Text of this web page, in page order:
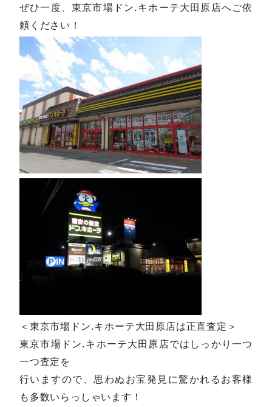
ぜひ一度、東京市場ドン.キホーテ大田原店へご依
頼ください！
＜東京市場ドン.キホーテ大田原店は正直査定＞
東京市場ドン.キホーテ大田原店ではしっかり一つ
一つ査定を
行いますので、思わぬお宝発見に驚かれるお客様
も多数いらっしゃいます！